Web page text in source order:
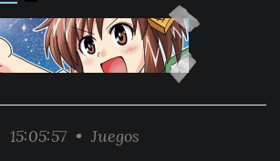
15:05:57 • Juegos